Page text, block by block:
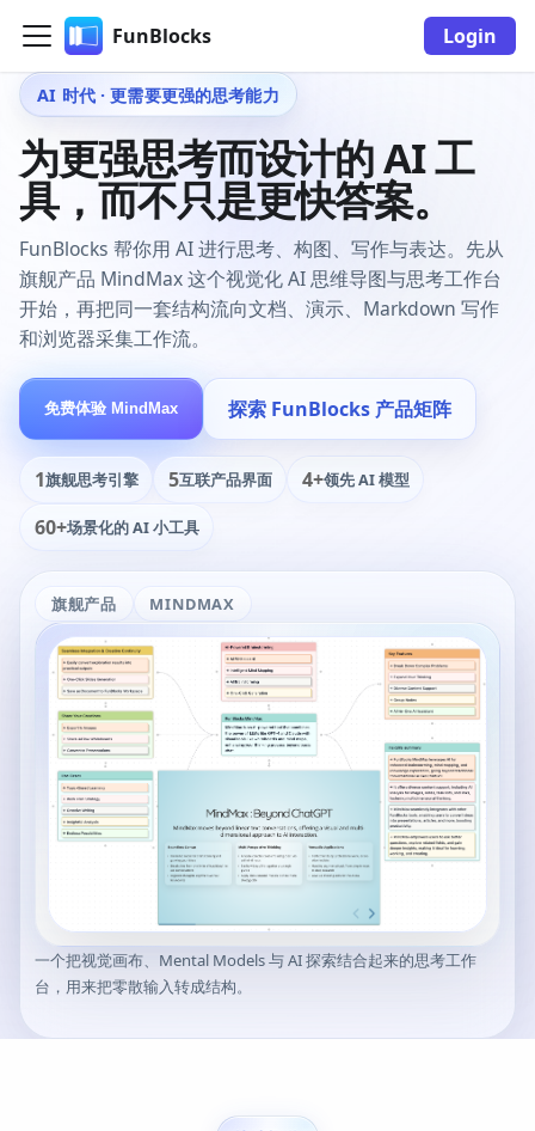
FunBlocks Login
AI 时代 · 更需要更强的思考能力
为更强思考而设计的 AI 工
具，而不只是更快答案。
FunBlocks 帮你用 AI 进行思考、构图、写作与表达。先从
旗舰产品 MindMax 这个视觉化 AI 思维导图与思考工作台
开始，再把同一套结构流向文档、演示、Markdown 写作
和浏览器采集工作流。
免费体验 MindMax 探索 FunBlocks 产品矩阵
1旗舰思考引擎 5互联产品界面 4+领先 AI 模型
60+场景化的 AI 小工具
旗舰产品 MINDMAX
一个把视觉画布、Mental Models 与 AI 探索结合起来的思考工作
台，用来把零散输入转成结构。